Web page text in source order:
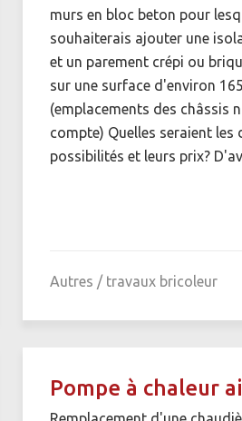
murs en bloc beton pour
souhaiterais ajouter une
et un parement crépi ou
sur une surface d'environ
(emplacements des châssis
compte) Quelles seraient les
possibilités et leurs prix?
Autres / travaux bricoleur
Pompe à chaleur